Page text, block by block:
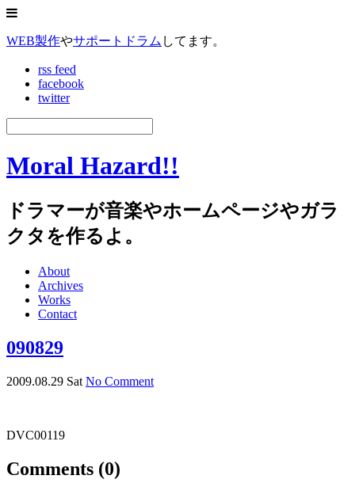
WEB製作やサポートドラム してます。
rss feed
facebook
twitter
Moral Hazard!!
ドラマーが音楽やホームページやガラ
クタを作るよ。
About
Archives
Works
Contact
090829
2009.08.29 Sat No Comment
DVC00119
Comments (0)